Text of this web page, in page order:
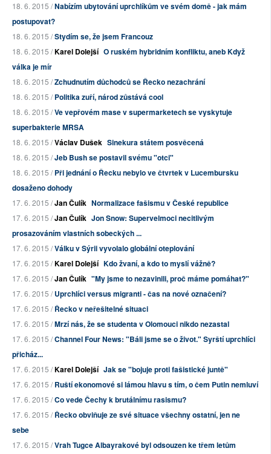
18. 6. 2015 /Nabízím ubytování uprchlíkům ve svém domě - jak mám
postupovat?
18. 6. 2015 /Stydím se, že jsem Francouz
18. 6. 2015 /Karel Dolejší O ruském hybridním konfliktu, aneb Když
válka je mír
18. 6. 2015 /Zchudnutím důchodců se Řecko nezachrání
18. 6. 2015 /Politika zuří, národ zůstává cool
18. 6. 2015 /Ve vepřovém mase v supermarketech se vyskytuje
superbakterie MRSA
18. 6. 2015 /Václav Dušek Sinekura státem posvěcená
18. 6. 2015 /Jeb Bush se postavil svému "otci"
18. 6. 2015 /Při jednání o Řecku nebylo ve čtvrtek v Lucembursku
dosaženo dohody
17. 6. 2015 /Jan Čulík Normalizace fašismu v České republice
17. 6. 2015 /Jan Čulík Jon Snow: Supervelmoci necitlivým
prosazováním vlastních sobeckých ...
17. 6. 2015 /Válku v Sýrii vyvolalo globální oteplování
17. 6. 2015 /Karel Dolejší Kdo žvaní, a kdo to myslí vážně?
17. 6. 2015 /Jan Čulík "My jsme to nezavinili, proč máme pomáhat?"
17. 6. 2015 /Uprchlíci versus migranti - čas na nové označení?
17. 6. 2015 /Řecko v neřešitelné situaci
17. 6. 2015 /Mrzí nás, že se studenta v Olomouci nikdo nezastal
17. 6. 2015 /Channel Four News: "Báli jsme se o život." Syrští uprchlíci
přicház...
17. 6. 2015 /Karel Dolejší Jak se "bojuje proti fašistické juntě"
17. 6. 2015 /Ruští ekonomové si lámou hlavu s tím, o čem Putin nemluví
17. 6. 2015 /Co vede Čechy k brutálnímu rasismu?
17. 6. 2015 /Řecko obviňuje ze své situace všechny ostatní, jen ne
sebe
17. 6. 2015 /Vrah Tugce Albayrakové byl odsouzen ke třem letům